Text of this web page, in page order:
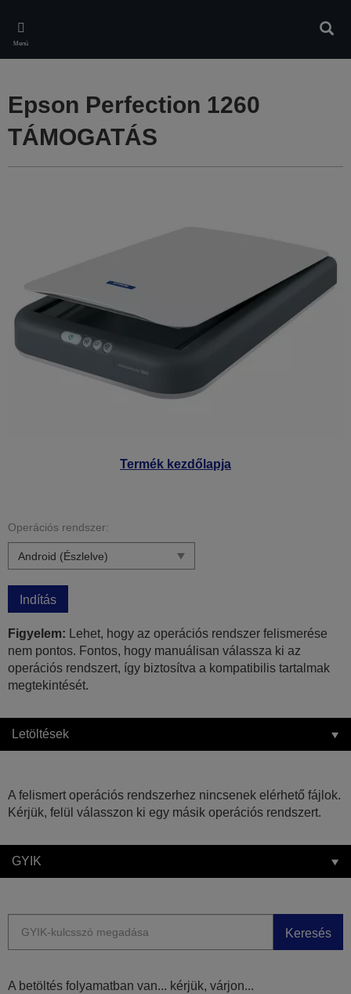
main
content
Menü
Termék kezdőlapja
Epson Perfection 1260
TÁMOGATÁS
Operációs rendszer:
Indítás
Figyelem: Lehet, hogy az operációs rendszer felismerése
nem pontos. Fontos, hogy manuálisan válassza ki az
operációs rendszert, így biztosítva a kompatibilis tartalmak
megtekintését.
Letöltések
A felismert operációs rendszerhez nincsenek elérhető fájlok.
Kérjük, felül válasszon ki egy másik operációs rendszert.
GYIK
Keresés
A betöltés folyamatban van... kérjük, várjon...